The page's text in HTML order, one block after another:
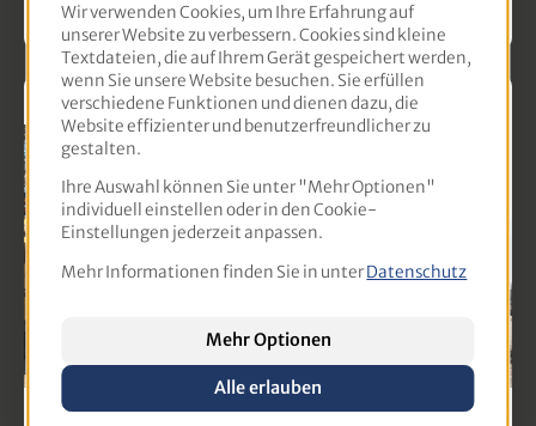
Hub- und Zuggeräten
Straßen- und Tiefbau
Der Bauleiter im Straßen- und Tiefbau
Wir verwenden Cookies, um Ihre Erfahrung auf
unserer Website zu verbessern. Cookies sind kleine
Textdateien, die auf Ihrem Gerät gespeichert werden,
wenn Sie unsere Website besuchen. Sie erfüllen
verschiedene Funktionen und dienen dazu, die
Website effizienter und benutzerfreundlicher zu
gestalten.
Ihre Auswahl können Sie unter "Mehr Optionen"
individuell einstellen oder in den Cookie-
Einstellungen jederzeit anpassen.
Mehr Informationen finden Sie in unterDatenschutz
Mehr Optionen
Alle erlauben